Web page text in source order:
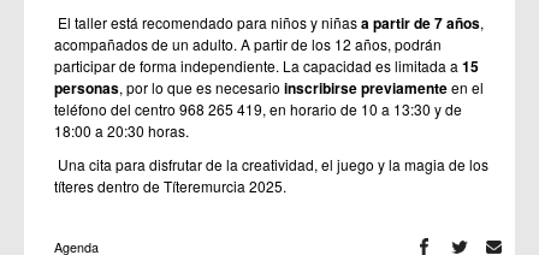
El taller está recomendado para niños y niñasa partir de 7 años,
acompañados de un adulto. A partir de los 12 años, podrán
participar de forma independiente. La capacidad es limitada a 15
personas, por lo que es necesario inscribirse previamenteen el
teléfono del centro 968 265 419, en horario de 10 a 13:30 y de
18:00 a 20:30 horas.
Una cita para disfrutar de la creatividad, el juego y la magia de los
títeres dentro de Títeremurcia 2025.
Agenda